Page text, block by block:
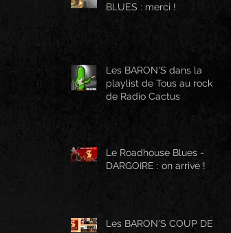
BLUES : merci !
Les BARON'S dans la
playlist de Tous au rock
de Radio Cactus
Le Roadhouse Blues -
DARGOIRE : on arrive !
Les BARON'S COUP DE